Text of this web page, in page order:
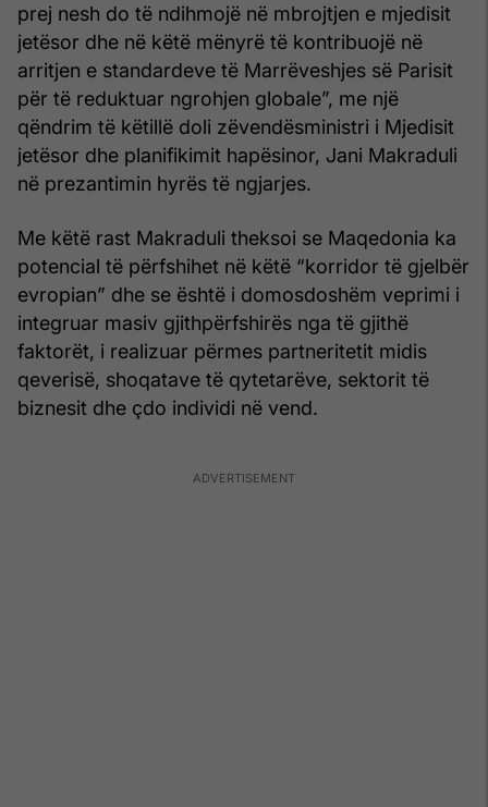
prej nesh do të ndihmojë në mbrojtjen e mjedisit
jetësor dhe në këtë mënyrë të kontribuojë në
arritjen e standardeve të Marrëveshjes së Parisit
për të reduktuar ngrohjen globale”, me një
qëndrim të këtillë doli zëvendësministri i Mjedisit
jetësor dhe planifikimit hapësinor, Jani Makraduli
në prezantimin hyrës të ngjarjes.
Me këtë rast Makraduli theksoi se Maqedonia ka
potencial të përfshihet në këtë “korridor të gjelbër
evropian” dhe se është i domosdoshëm veprimi i
integruar masiv gjithpërfshirës nga të gjithë
faktorët, i realizuar përmes partneritetit midis
qeverisë, shoqatave të qytetarëve, sektorit të
biznesit dhe çdo individi në vend.